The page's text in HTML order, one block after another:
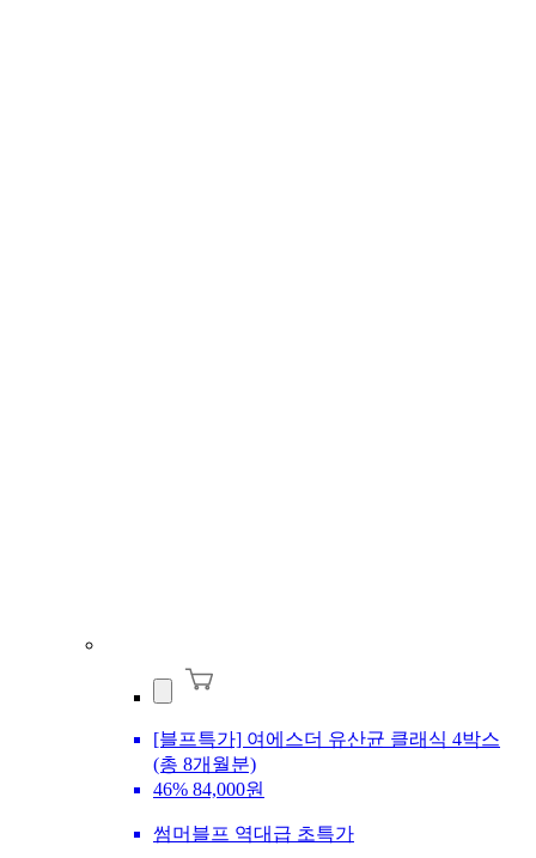
[블프특가] 여에스더 유산균 클래식 4박스
(총 8개월분)
46% 84,000원
썸머블프 역대급 초특가